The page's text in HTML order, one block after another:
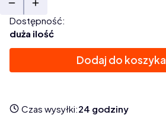
Dostępność:
duża ilość
Dodaj do koszyka
Czas wysyłki:24 godziny